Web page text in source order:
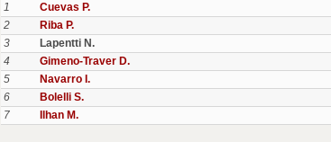
1
Cuevas P.
2
Riba P.
3
Lapentti N.
4
Gimeno-Traver D.
5
Navarro I.
6
Bolelli S.
7
Ilhan M.